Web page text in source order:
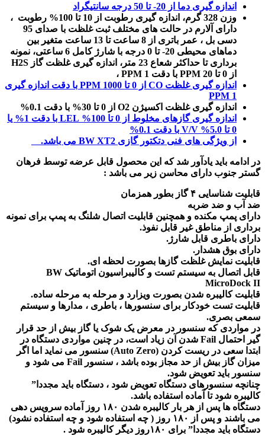
اندازه گیری دما از 20- تا 50 درجه سانتیگراد
وزن 328 گرم، اندازه گیری رطوبت از 10 تا 100% رطوبت ،
دارای آلارم در حالت های مختلف ثبت غلظت با صدای 95
دسی بل ، عمر باتری از 8 ساعت تا 13 ساعت متغیر بین
دماهای محیطی 20- تا 0 درجه با شارژ کامل 6 ساعتی، نمونه
برداری تا حداکثر شعاع 23 متر، اندازه گیری غلظت گاز H2S
از 0 تا 20 PPM با دقت 1 PPM ،
اندازه گیری غلظت CO از 0 تا 1000 PPM با دقت اندازه گیری
1 PPM
اندازه گیری غلظت اکسیژن O2 از 0 تا 30% با دقت 0.1%
اندازه گیری گازهای مخلوط از 0 تا 100% LEL با دقت 1% یا
0 تا 5.0% V/V با دقت 0.1%
از ویژگی های فنی دتکتور گازی BW XT2 می باشد.
در ادامه باید یادآور شد که این محصول قابل عرضه توسط فرهان
گستر جنوب دارای محاسن زیر می باشد :
قابلیت شناسایی ۴ گاز بطور همزمان
ضد آب و ضد ضربه
دارای پمپ مکنده و همچنین قابلیت اتصال شلنگ به پمپ برای نمونه
برداری از مناطق غیر قابل نفوذ.
دارای باطری قابل شارژ.
دارای بوق هشدار.
قابلیت نمایش غلظت گازها بصورت لحظه ای.
قابل اتصال به سیستم تست و کالیبراسیون اتوماتیک BW
MicroDock II
قابلیت کالیبره شدن بصورت ویزارد و مرحله به مرحله ساده.
قابلیت تست خودکار برای سنسورها ، باطری ، مدارها و سیستم
سمعی بصری.
در مواردی که سنسور در معرض یک شوک یا گاز بیش از حد قرار
گیر احتمال Fail شدن آن زیاد است، در چنین مواردی دستگاه در
ابتدا سعی در ریست کردن (Auto Zero) سنسور می نماید اما اگر
میزان گاز بیش از حد مجاز بوده باشد ، سنسور Fail می شود و
سنسور باید تعویض شود.
چنانچه سنسورهای دستگاه تعویض شود ، دستگاه باید مجددا”
کالیبره شود تا آماده استفاده باشد.
دستگاه ها پس از هر بار کالیبره شدن ۱۸۰ روز آماده سرویس دهی
می باشند و پس از ۱۸۰ روز ( چه استفاده شود و چه استفاده نشود)
دستگاه باید مجددا” برای ۱۸۰روز دیگر کالیبره شود .